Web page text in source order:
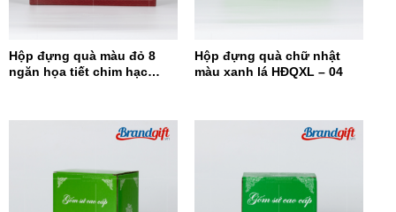
Hộp đựng quà màu đỏ 8
ngăn họa tiết chim hạc
Hộp đựng quà chữ nhật
màu xanh lá HĐQXL – 04